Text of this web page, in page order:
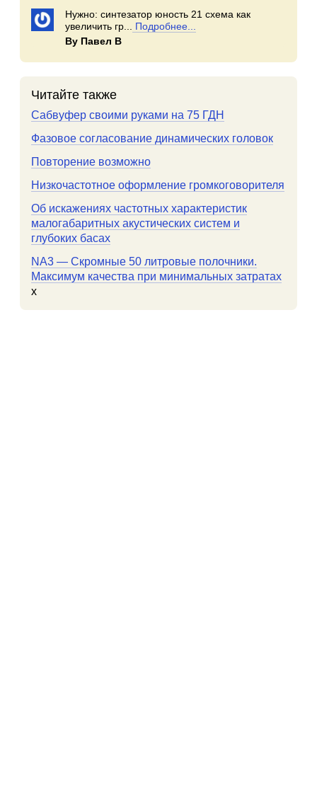
Нужно: синтезатор юность 21 схема как
увеличить гр... Подробнее...
By Павел В
Читайте также
Сабвуфер своими руками на 75 ГДН
Фазовое согласование динамических головок
Повторение возможно
Низкочастотное оформление громкоговорителя
Об искажениях частотных характеристик
малогабаритных акустических систем и
глубоких басах
NA3 — Скромные 50 литровые полочники.
Максимум качества при минимальных затратах
x